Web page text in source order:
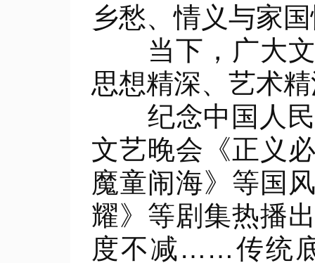
乡愁、情义与家
当下，广大文
思想精深、艺术
纪念中国人民
文艺晚会《正义
魔童闹海》等国
耀》等剧集热播
度不减……传统